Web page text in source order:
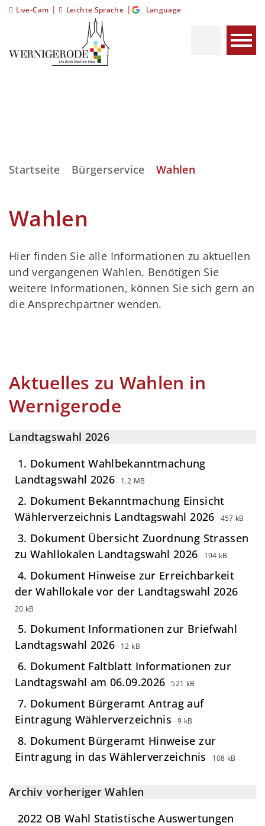
Live-Cam | Leichte Sprache | Language
Startseite Bürgerservice Wahlen
Wahlen
Hier finden Sie alle Informationen zu aktuellen
und vergangenen Wahlen. Benötigen Sie
weitere Informationen, können Sie sich gern an
die Ansprechpartner wenden.
Aktuelles zu Wahlen in
Wernigerode
Landtagswahl 2026
1. Dokument Wahlbekanntmachung
Landtagswahl 2026
1.2 MB
2. Dokument Bekanntmachung Einsicht
Wählerverzeichnis Landtagswahl 2026
457 kB
3. Dokument Übersicht Zuordnung Strassen
zu Wahllokalen Landtagswahl 2026
194 kB
4. Dokument Hinweise zur Erreichbarkeit
der Wahllokale vor der Landtagswahl 2026
20 kB
5. Dokument Informationen zur Briefwahl
Landtagswahl 2026
12 kB
6. Dokument Faltblatt Informationen zur
Landtagswahl am 06.09.2026
521 kB
7. Dokument Bürgeramt Antrag auf
Eintragung Wählerverzeichnis
9 kB
8. Dokument Bürgeramt Hinweise zur
Eintragung in das Wählerverzeichnis
108 kB
Archiv vorheriger Wahlen
2022 OB Wahl Statistische Auswertungen